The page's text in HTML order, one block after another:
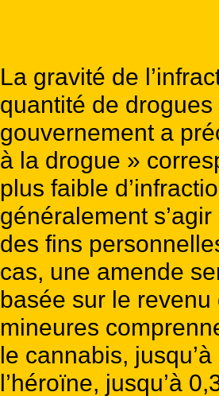
La gravité de
quantité de drogues
gouvernement a
à la drogue »
plus faible
généralement
des fins
cas, une amende
basée sur le
mineures
le cannabis,
l’héroïne, jusqu’à